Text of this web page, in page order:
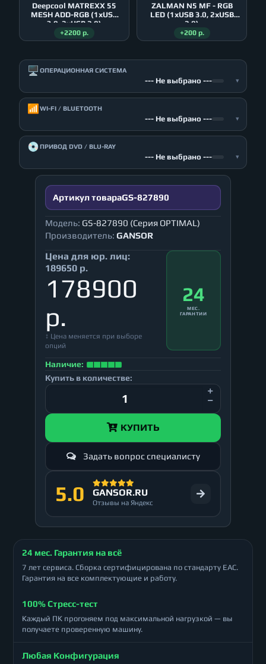
Deepcool MATREXX 55
MESH ADD-RGB (1xUSB
3.0, 2xUSB 2.0)
+2200 р.
ZALMAN N5 MF - RGB
LED (1xUSB 3.0, 2xUSB
2.0)
+200 р.
🖥️ ОПЕРАЦИОННАЯ СИСТЕМА
--- Не выбрано --- ▾
📶 WI-FI / BLUETOOTH
--- Не выбрано --- ▾
💿ПРИВОД DVD / BLU-RAY
--- Не выбрано --- ▾
Артикул товараGS-827890
Модель: GS-827890 (Серия OPTIMAL)
Производитель: GANSOR
Цена для юр. лиц:
189650 р.
178900
р.
↕ Цена меняется при выборе
опций
24
МЕС.
ГАРАНТИИ
Наличие:
Купить в количестве:
КУПИТЬ
Задать вопрос специалисту
5.0 GANSOR.RU
Отзывы на Яндекс
24 мес. Гарантия на всё
7 лет сервиса. Сборка сертифицирована по стандарту ЕАС.
Гарантия на все комплектующие и работу.
100% Стресс-тест
Каждый ПК прогоняем под максимальной нагрузкой — вы
получаете проверенную машину.
Любая Конфигурация